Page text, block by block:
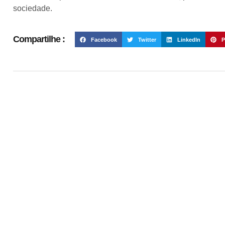
sociedade.
Compartilhe : Facebook Twitter LinkedIn